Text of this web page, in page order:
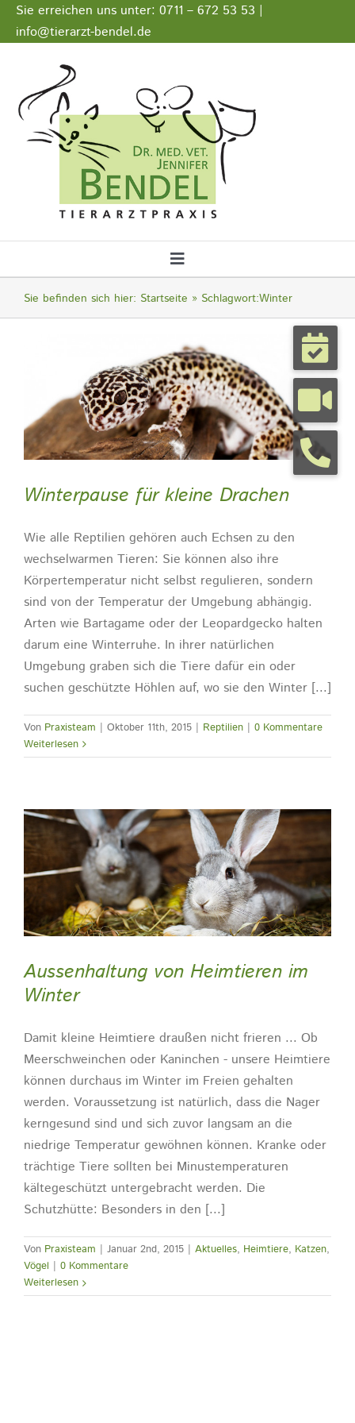
Zum
Inhalt
Sie erreichen uns unter: 0711 – 672 53 53 |
info@tierarzt-bendel.de
Stellenangebote
Impressum
Datenschutz
Toggle
Navigation
Startseite
Tierarztpraxis
Tierhalterinfos
Termine
Sie befinden sich hier: Startseite Schlagwort:Winter
Winterpause für kleine Drachen
Wie alle Reptilien gehören auch Echsen zu den
wechselwarmen Tieren: Sie können also ihre
Körpertemperatur nicht selbst regulieren, sondern
sind von der Temperatur der Umgebung abhängig.
Arten wie Bartagame oder der Leopardgecko halten
darum eine Winterruhe. In ihrer natürlichen
Umgebung graben sich die Tiere dafür ein oder
suchen geschützte Höhlen auf, wo sie den Winter [...]
Von Praxisteam | Oktober 11th, 2015 | Reptilien | 0 Kommentare
Weiterlesen
Aussenhaltung von Heimtieren im
Winter
Damit kleine Heimtiere draußen nicht frieren ... Ob
Meerschweinchen oder Kaninchen - unsere Heimtiere
können durchaus im Winter im Freien gehalten
werden. Voraussetzung ist natürlich, dass die Nager
kerngesund sind und sich zuvor langsam an die
niedrige Temperatur gewöhnen können. Kranke oder
trächtige Tiere sollten bei Minustemperaturen
kältegeschützt untergebracht werden. Die
Schutzhütte: Besonders in den [...]
Von Praxisteam Januar 2nd, 2015 Aktuelles, Heimtiere, Katzen,
Vögel
0 Kommentare
Weiterlesen